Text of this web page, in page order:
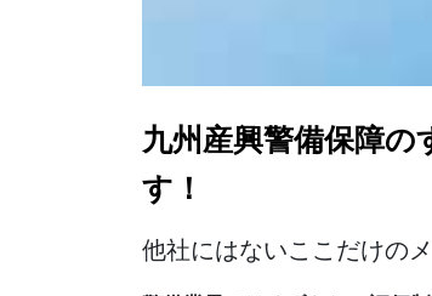
九州産興警備保障の
す！
他社にはないここだけの